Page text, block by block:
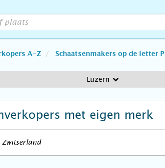
A-Z Schaatsenmakers op de letter P
Luzern
met eigen merk
Zwitserland